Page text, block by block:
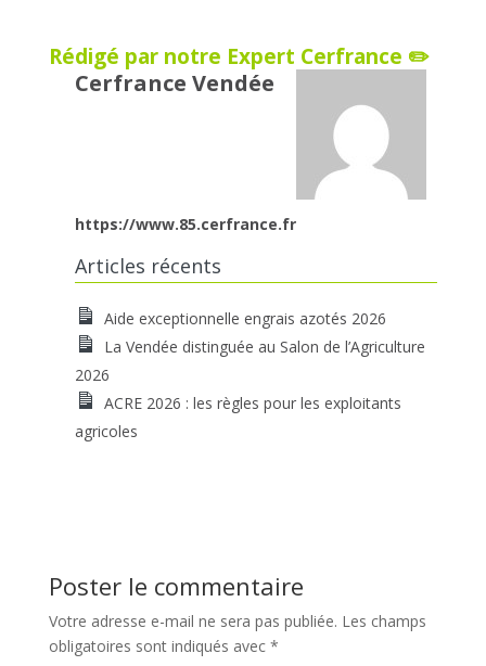
Rédigé par notre Expert Cerfrance ✏️
Cerfrance Vendée
https://www.85.cerfrance.fr
Articles récents
Aide exceptionnelle engrais azotés 2026
La Vendée distinguée au Salon de l’Agriculture
2026
ACRE 2026 : les règles pour les exploitants
agricoles
Poster le commentaire
Votre adresse e-mail ne sera pas publiée. Les champs
obligatoires sont indiqués avec *